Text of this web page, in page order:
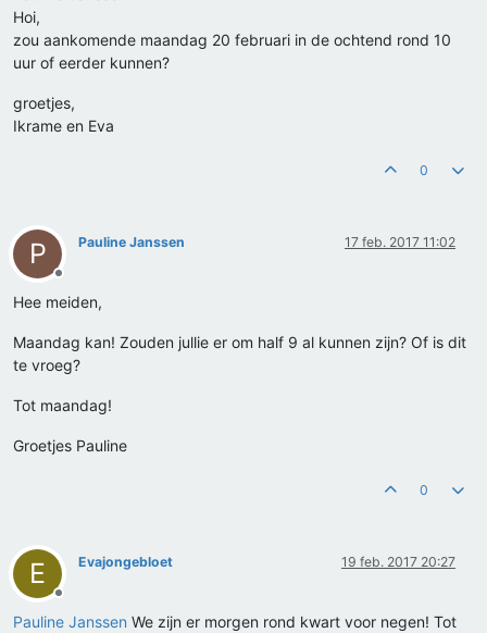
Hoi,
zou aankomende maandag 20 februari in de ochtend rond 10
uur of eerder kunnen?
groetjes,
Ikrame en Eva
0
P
Offline
Pauline Janssen 17 feb. 2017 11:02
Hee meiden,
Maandag kan! Zouden jullie er om half 9 al kunnen zijn? Of is dit
te vroeg?
Tot maandag!
Groetjes Pauline
0
E
Offline
Evajongebloet 19 feb. 2017 20:27
Pauline Janssen We zijn er morgen rond kwart voor negen! Tot